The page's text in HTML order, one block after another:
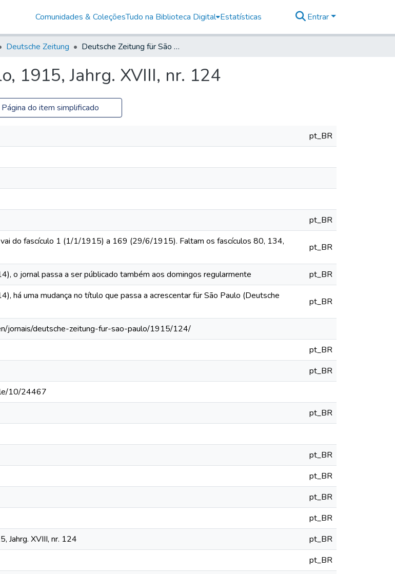
Comunidades & ColeçõesTudo na Biblioteca Digital Estatísticas Entrar
Deutsche Zeitung Deutsche Zeitung für São Paulo, 1915, Jahrg. XVIII, nr. 124
1915, Jahrg. XVIII, nr. 124
Página do item simplificado
pt_BR
pt_BR
do fascículo 1 (1/1/1915) a 169 (29/6/1915). Faltam os fascículos 80, 134,
pt_BR
o jornal passa a ser públicado também aos domingos regularmente pt_BR
há uma mudança no título que passa a acrescentar für São Paulo (Deutsche
pt_BR
jornais/deutsche-zeitung-fur-sao-paulo/1915/124/
pt_BR
pt_BR
10/24467
pt_BR
pt_BR
pt_BR
pt_BR
pt_BR
Jahrg. XVIII, nr. 124
pt_BR
pt_BR